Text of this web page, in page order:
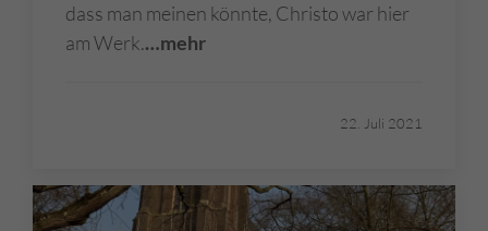
dass man meinen könnte, Christo war hier
am Werk.…mehr
22. Juli 2021